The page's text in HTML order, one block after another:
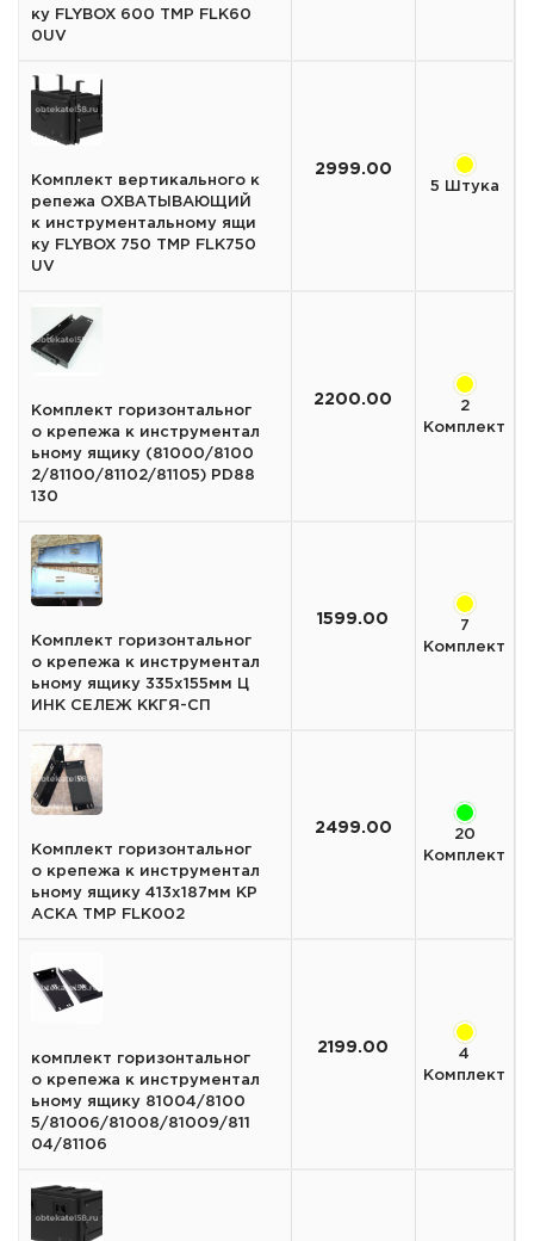
ку FLYBOX 600 TMP FLK60
0UV
Комплект вертикального к
репежа ОХВАТЫВАЮЩИЙ
к инструментальному ящи
ку FLYBOX 750 TMP FLK750
UV
2999.00
5 Штука
Комплект горизонтальног
о крепежа к инструментал
ьному ящику (81000/8100
2/81100/81102/81105) PD88
130
2200.00
2
Комплект
Комплект горизонтальног
о крепежа к инструментал
ьному ящику 335х155мм Ц
ИНК СЕЛЕЖ ККГЯ-СП
1599.00
7
Комплект
Комплект горизонтальног
о крепежа к инструментал
ьному ящику 413x187мм КР
АСКА TMP FLK002
2499.00
20
Комплект
комплект горизонтальног
о крепежа к инструментал
ьному ящику 81004/8100
5/81006/81008/81009/811
04/81106
2199.00
4
Комплект